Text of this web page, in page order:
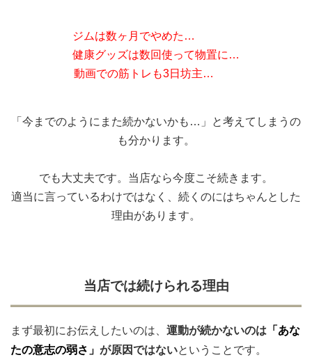
ジムは数ヶ月でやめた…
︎健康グッズは数回使って物置に…
︎動画での筋トレも3日坊主…
「今までのようにまた続かないかも…」
と考えてしまうの
も分かります。
でも大丈夫です。当店なら今度こそ続きます。
適当に言っているわけではなく、 続くのにはちゃんとした
理由があります。
当店では続けられる理由
まず最初にお伝えしたいのは、 運動が続かないのは 「あな
たの意志の弱さ」 が原因ではないということです。